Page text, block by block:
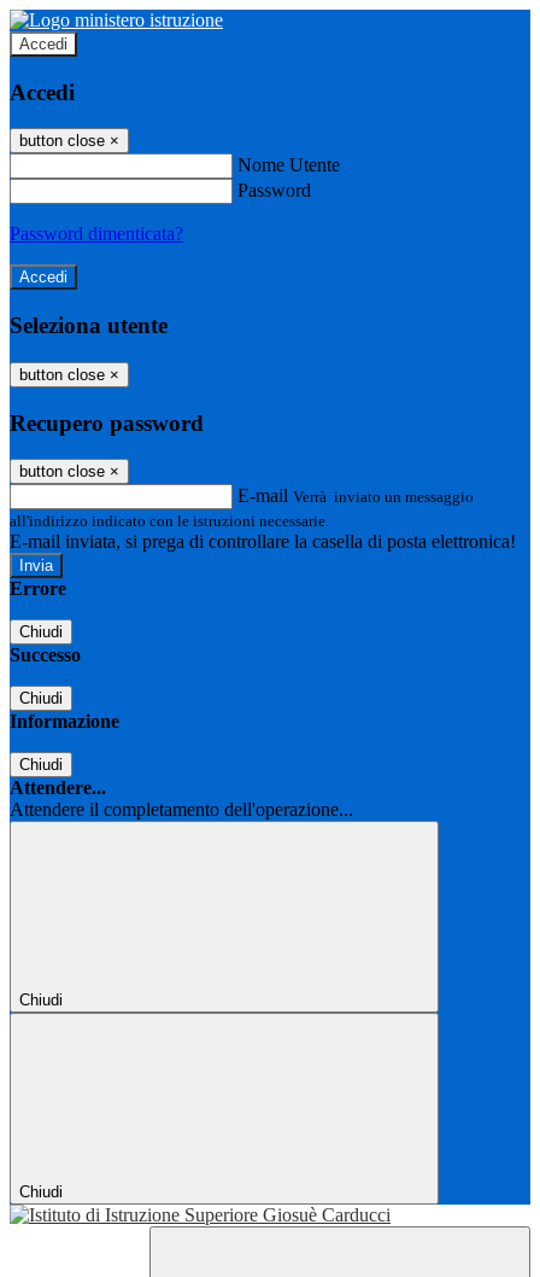
Accedi
Accedi
button close ×
Nome Utente
Password
Password dimenticata?
Seleziona utente
button close ×
Recupero password
button close ×
E-mail Verrà inviato un messaggio
all'indirizzo indicato con le istruzioni necessarie.
E-mail inviata, si prega di controllare la casella di posta elettronica!
Errore
Chiudi
Successo
Chiudi
Informazione
Chiudi
Attendere...
Attendere il completamento dell'operazione...
Chiudi
Chiudi